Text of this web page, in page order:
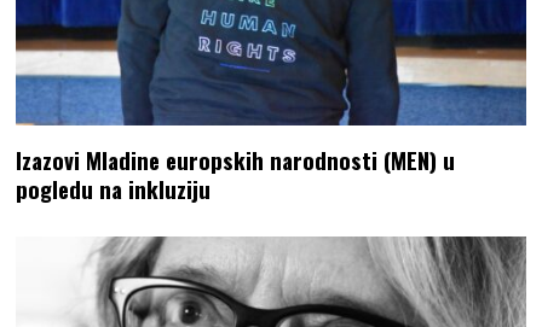
Izazovi Mladine europskih narodnosti (MEN) u
pogledu na inkluziju